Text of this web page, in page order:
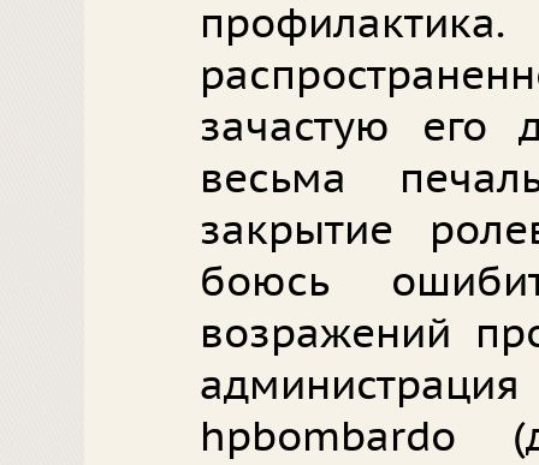
зачастую его
весьма
закрытие
боюсь
возражений
hpbombardo